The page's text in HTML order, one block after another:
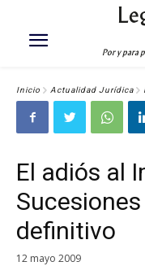
Por y para
Inicio Actualidad Jurídica
El adiós al
definitivo
12 mayo 2009